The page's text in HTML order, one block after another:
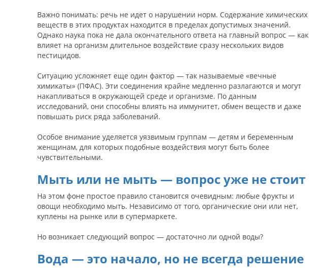
Важно понимать: речь не идет о нарушении норм. Содержание химических
веществ в этих продуктах находится в пределах допустимых значений.
Однако наука пока не дала окончательного ответа на главный вопрос — как
влияет на организм длительное воздействие сразу нескольких видов
пестицидов.
Ситуацию усложняет еще один фактор — так называемые «вечные
химикаты» (ПФАС). Эти соединения крайне медленно разлагаются и могут
накапливаться в окружающей среде и организме. По данным
исследований, они способны влиять на иммунитет, обмен веществ и даже
повышать риск ряда заболеваний.
Особое внимание уделяется уязвимым группам — детям и беременным
женщинам, для которых подобные воздействия могут быть более
чувствительными.
Мыть или не мыть — вопрос уже не стоит
На этом фоне простое правило становится очевидным: любые фрукты и
овощи необходимо мыть. Независимо от того, органические они или нет,
куплены на рынке или в супермаркете.
Но возникает следующий вопрос — достаточно ли одной воды?
Вода — это начало, но не всегда решение